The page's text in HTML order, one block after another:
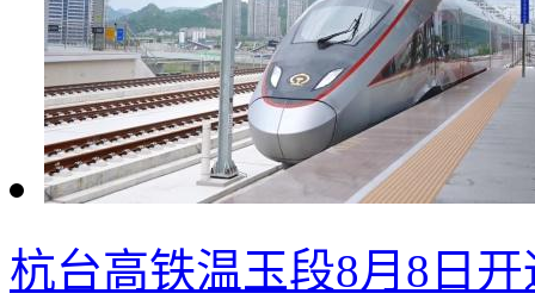
杭台高铁温玉段8月8日